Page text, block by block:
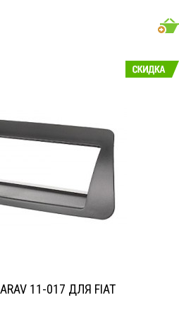
- 20 000 Гц
11-017 ДЛЯ FIAT